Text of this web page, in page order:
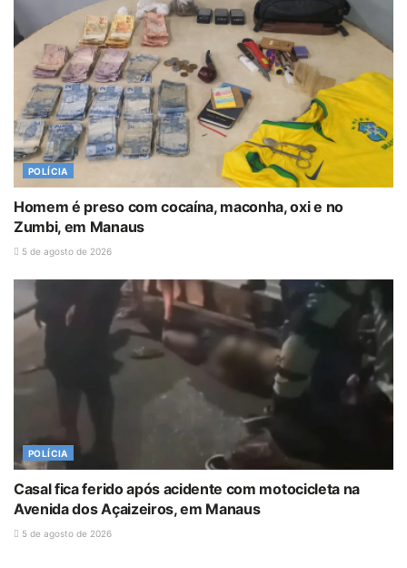
POLÍCIA
Homem é preso com cocaína, maconha, oxi e no
Zumbi, em Manaus
5 de agosto de 2026
POLÍCIA
Casal fica ferido após acidente com motocicleta na
Avenida dos Açaizeiros, em Manaus
5 de agosto de 2026